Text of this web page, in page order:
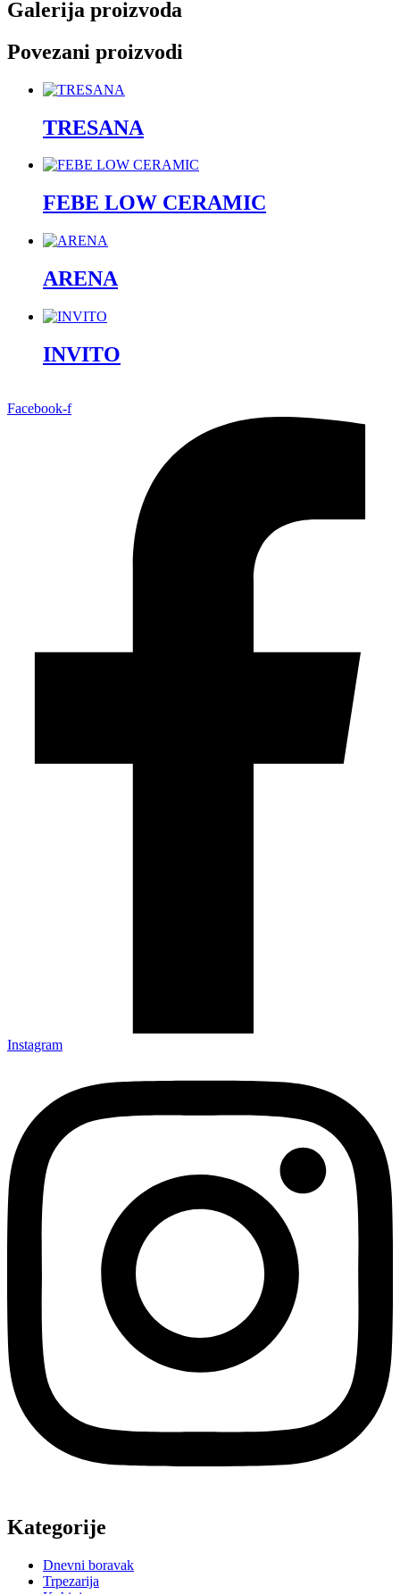
Galerija proizvoda
Povezani proizvodi
TRESANA
FEBE LOW CERAMIC
ARENA
INVITO
Facebook-f
Instagram
Kategorije
Dnevni boravak
Trpezarija